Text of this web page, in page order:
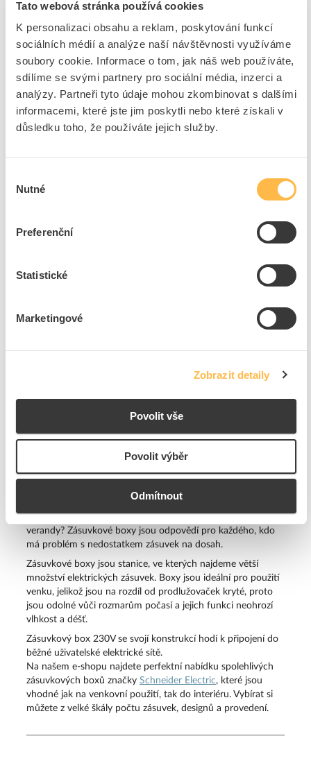
Tato webová stránka používá cookies
K personalizaci obsahu a reklam, poskytování funkcí
sociálních médií a analýze naší návštěvnosti využíváme
soubory cookie. Informace o tom, jak náš web používáte,
sdílíme se svými partnery pro sociální média, inzerci a
analýzy. Partneři tyto údaje mohou zkombinovat s dalšími
informacemi, které jste jim poskytli nebo které získali v
důsledku toho, že používáte jejich služby.
souhlasu
Nutné
Preferenční
Statistické
Marketingové
Zobrazit detaily
Povolit vše
Povolit výběr
Odmítnout
chromováním.
Bojler
Principiálně jednoduchý ale také účinný způsob přípravy
lze setkat s bojlerem elektrickým, který vodu ohřívá pomocí
odpovídající spalinovou cestu v podobě kouřovodu a
Pro maximální efektivitu ohřevu vody, zachování teploty co
možná nejdelší dobu a také pro udržení hygienické čistoty je
Zajímavou alternativou je pořízení bojleru s výměníkem,
A jak správně vybrat bojler? Obecné doporučení mluví o
spotřebu pak představuje přítomnost malých dětí a
s koupelnou vybavenou vanou to pak znamená bojler o
Nedostatek napájecích míst pro všechny vaše kuchyňské
zapojených více lamp najednou pro kvalitní osvětlení
verandy? Zásuvkové boxy jsou odpovědí pro každého, kdo
má problém s nedostatkem zásuvek na dosah.
Zásuvkové boxy jsou stanice, ve kterých najdeme větší
množství elektrických zásuvek. Boxy jsou ideální pro použití
venku, jelikož jsou na rozdíl od prodlužovaček kryté, proto
jsou odolné vůči rozmarům počasí a jejich funkci neohrozí
vlhkost a déšť.
Zásuvkový box 230V se svojí konstrukcí hodí k připojení do
běžné uživatelské elektrické sítě.
Na našem e-shopu najdete perfektní nabídku spolehlivých
zásuvkových boxů značky Schneider Electric, které jsou
vhodné jak na venkovní použití, tak do interiéru. Vybírat si
můžete z velké škály počtu zásuvek, designů a provedení.